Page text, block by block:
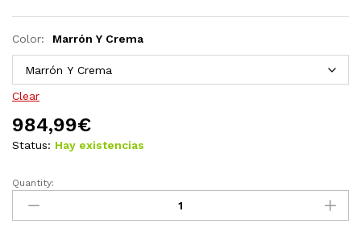
Color: Marrón Y Crema
Clear
984,99€
Status: Hay existencias
Muebles
jardín
Quantity: